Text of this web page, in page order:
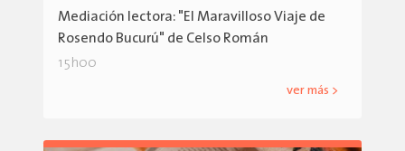
Mediación lectora: "El Maravilloso Viaje de
Rosendo Bucurú" de Celso Román
15h00
ver más >